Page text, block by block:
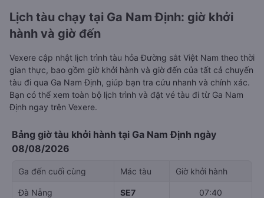
Lịch tàu chạy tại Ga Nam Định: giờ khởi
hành và giờ đến
Vexere cập nhật lịch trình tàu hỏa Đường sắt Việt Nam theo thời
gian thực, bao gồm giờ khởi hành và giờ đến của tất cả chuyến
tàu đi qua Ga Nam Định, giúp bạn tra cứu nhanh và chính xác.
Bạn có thể xem toàn bộ lịch trình và đặt vé tàu đi từ Ga Nam
Định ngay trên Vexere.
Bảng giờ tàu khởi hành tại Ga Nam Định ngày
08/08/2026
Ga đến cuối cùng Mác tàu Giờ khởi hành
Đà Nẵng SE7 07:40